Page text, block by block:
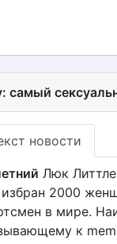
самый
новости
Люк
2000
в мире.
к